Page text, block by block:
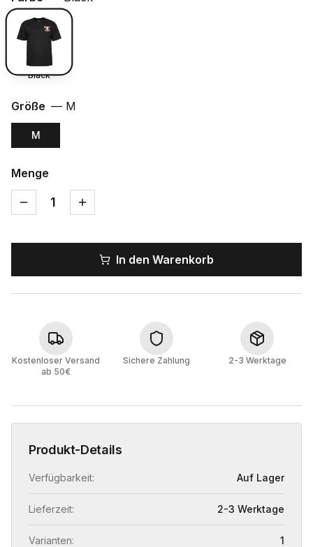
Black
Größe — M
M
Menge
1
In den Warenkorb
Kostenloser Versand
ab 50€
Sichere Zahlung 2-3 Werktage
Produkt-Details
Verfügbarkeit: Auf Lager
Lieferzeit: 2-3 Werktage
Varianten: 1